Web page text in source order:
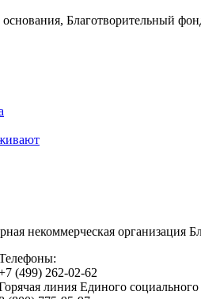
Благотворительный
некоммерческая организация
(499) 262-02-62
линия Единого социального